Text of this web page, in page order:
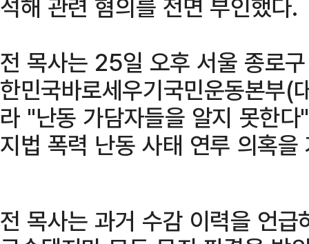
석해 관련 혐의를 전면 부인했다.
전 목사는 25일 오후 서울 종로
한민국바로세우기국민운동본부(
라 "난동 가담자들을 알지 못한
지법 폭력 난동 사태 연루 의혹을
전 목사는 과거 수감 이력을 언